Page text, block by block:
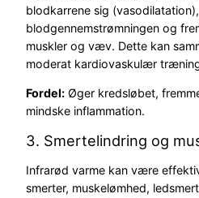
blodkarrene sig
blodgennemstrømningen og
muskler og væv. Dette kan
moderat kardiovaskulær
Fordel: Øger kredsløbet,
mindske inflammation.
3. Smertelindring og
Infrarød varme kan være
smerter, muskelømhed,